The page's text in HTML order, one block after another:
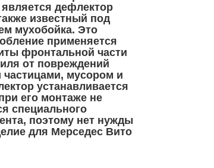
дефлектор
известный под
мухобойка. Это
применяется
фронтальной части
от повреждений
частицами, мусором и
устанавливается
его монтаже не
специального
поэтому нет нужды
для Мерседес Вито